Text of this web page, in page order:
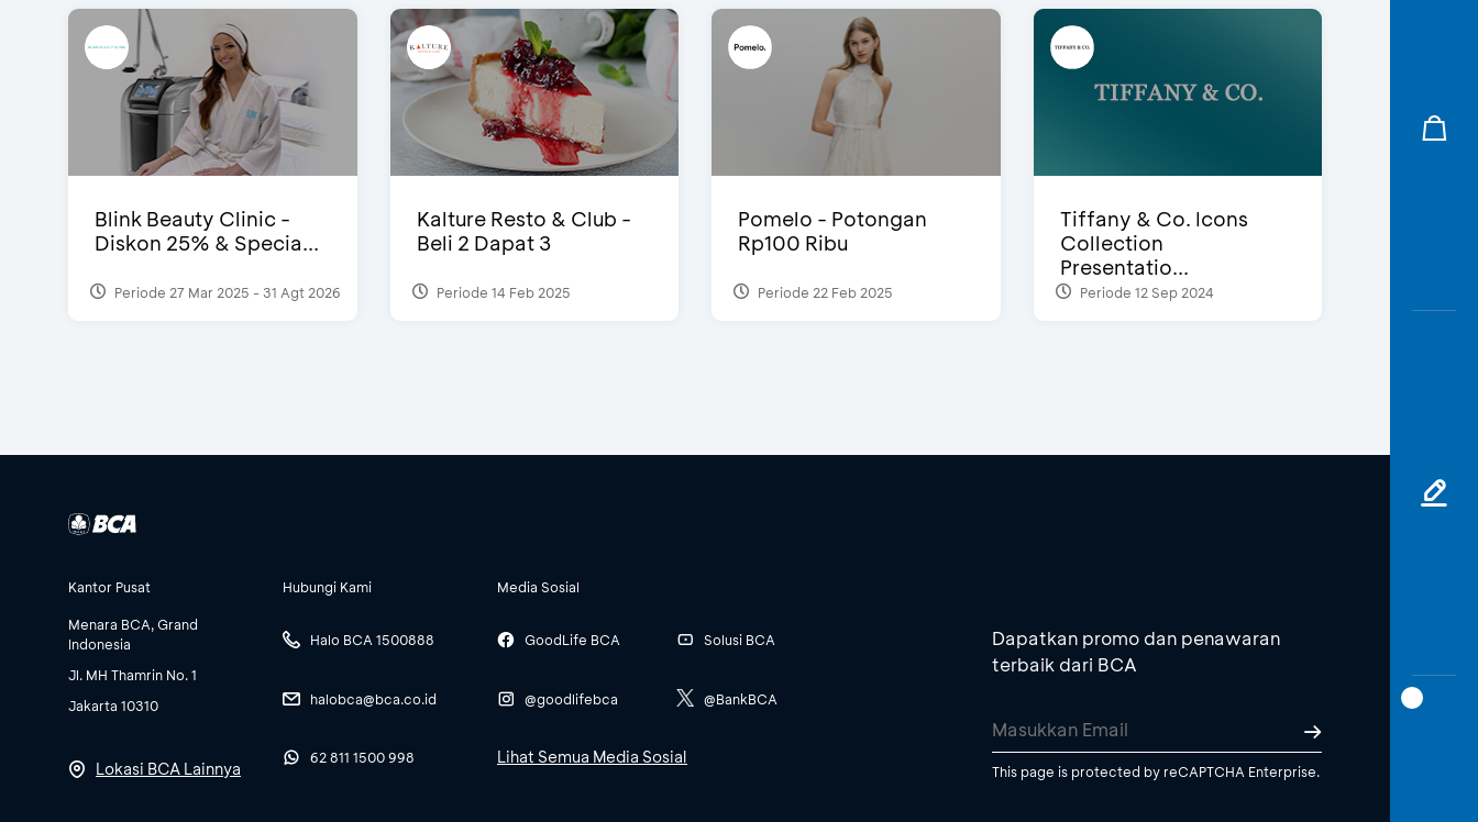
Blink Beauty Clinic -
Diskon 25% & Specia...
Periode 27 Mar 2025 - 31 Agt 2026
Kalture Resto & Club -
Beli 2 Dapat 3
Periode 14 Feb 2025
Pomelo - Potongan
Rp100 Ribu
Periode 22 Feb 2025
Tiffany & Co. Icons
Collection
Presentatio...
Periode 12 Sep 2024
Kantor Pusat
Menara BCA, Grand
Indonesia
Jl. MH Thamrin No. 1
Jakarta 10310
Lokasi BCA Lainnya
Hubungi Kami
Halo BCA 1500888
halobca@bca.co.id
62 811 1500 998
Media Sosial
GoodLife BCA
@goodlifebca
Solusi BCA
@BankBCA
Lihat Semua Media Sosial
Dapatkan promo dan penawaran
terbaik dari BCA
This page is protected by reCAPTCHA Enterprise.